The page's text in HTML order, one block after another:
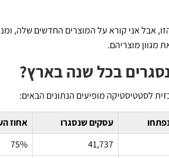
אבל אני קורא על המוצרים החדשים שלה,
מגוון מוצריהם.
בכל שנה בארץ?
לסטטיסטיקה מופיעים הנתונים הבאים:
עסקים שנסגרו
אחוז
41,737
75%